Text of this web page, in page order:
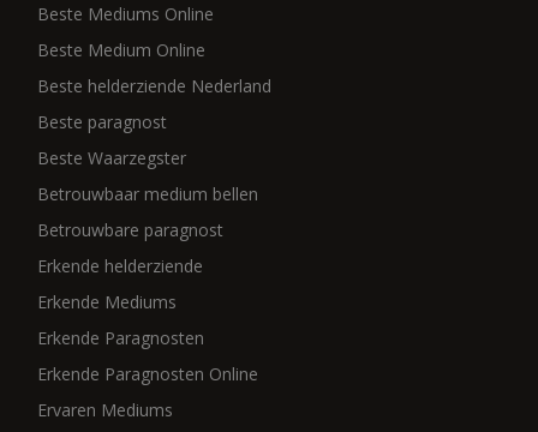
Beste Mediums Online
Beste Medium Online
Beste helderziende Nederland
Beste paragnost
Beste Waarzegster
Betrouwbaar medium bellen
Betrouwbare paragnost
Erkende helderziende
Erkende Mediums
Erkende Paragnosten
Erkende Paragnosten Online
Ervaren Mediums